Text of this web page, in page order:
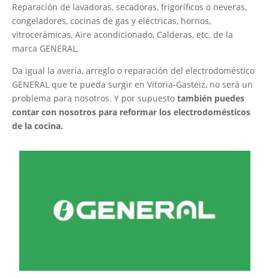
Reparación de lavadoras, secadoras, frigoríficos o neveras,
congeladores, cocinas de gas y eléctricas, hornos,
vitrocerámicas, Aire acondicionado, Calderas, etc. de la
marca GENERAL.
Da igual la avería, arreglo o reparación del electrodoméstico
GENERAL que te pueda surgir en Vitoria-Gasteiz, no será un
problema para nosotros. Y por supuesto también puedes
contar con nosotros para reformar los electrodomésticos
de la cocina.